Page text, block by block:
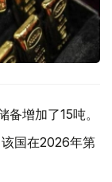
增加了15吨。
国在2026年第